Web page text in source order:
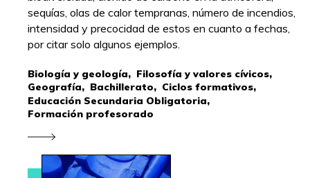
sequías, olas de calor tempranas, número de incendios,
intensidad y precocidad de estos en cuanto a fechas,
por citar solo algunos ejemplos.
Biología y geología, Filosofía y valores cívicos,
Geografía, Bachillerato, Ciclos formativos,
Educación Secundaria Obligatoria,
Formación profesorado